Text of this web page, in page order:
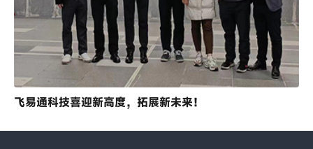
飞易通科技喜迎新高度，拓展新未来！